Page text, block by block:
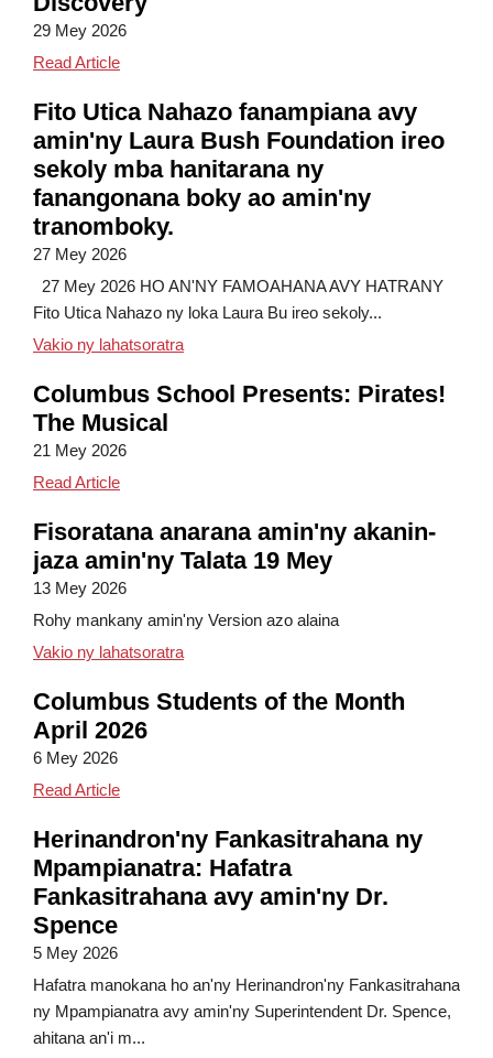
29 Mey 2026
Read ArticleScience, Smiles and Serious Discovery
Fito Utica Nahazo fanampiana avy
amin'ny Laura Bush Foundation ireo
sekoly mba hanitarana ny
fanangonana boky ao amin'ny
tranomboky.
27 Mey 2026
27 Mey 2026 HO AN'NY FAMOAHANA AVY HATRANY
Fito Utica Nahazo ny loka Laura Bu ireo sekoly...
Vakio ny lahatsoratraSekoly fito Utica no nahazo ny
Columbus School Presents: Pirates!
The Musical
21 Mey 2026
Read ArticleColumbus School Presents: Pirates! The Musical
Fisoratana anarana amin'ny akanin-
jaza amin'ny Talata 19 Mey
13 Mey 2026
Rohy mankany amin'ny Version azo alaina
Vakio ny lahatsoratraFisoratana anarana amin'ny akanin-jaza
Columbus Students of the Month
April 2026
6 Mey 2026
Read ArticleColumbus Students of the Month April 2026
Herinandron'ny Fankasitrahana ny
Mpampianatra: Hafatra
Fankasitrahana avy amin'ny Dr.
Spence
5 Mey 2026
Hafatra manokana ho an'ny Herinandron'ny Fankasitrahana
ny Mpampianatra avy amin'ny Superintendent Dr. Spence,
ahitana an'i m...